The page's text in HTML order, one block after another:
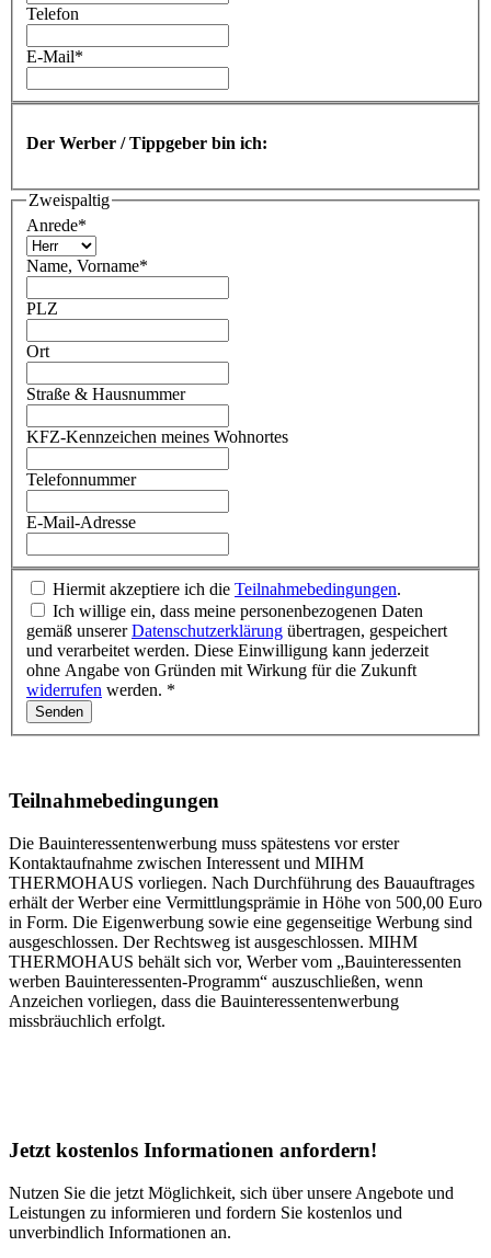
Telefon
E-Mail*
Der Werber / Tippgeber bin ich:
Zweispaltig
Anrede*
Name, Vorname*
PLZ
Ort
Straße & Hausnummer
KFZ-Kennzeichen meines Wohnortes
Telefonnummer
E-Mail-Adresse
Hiermit akzeptiere ich die Teilnahmebedingungen.
Ich willige ein, dass meine personenbezogenen Daten
gemäß unsererDatenschutzerklärung übertragen, gespeichert
und verarbeitet werden. Diese Einwilligung kann jederzeit
ohne Angabe von Gründen mit Wirkung für die Zukunft
widerrufen werden. *
Teilnahmebedingungen
Die Bauinteressentenwerbung muss spätestens vor erster
Kontaktaufnahme zwischen Interessent und MIHM
THERMOHAUS vorliegen. Nach Durchführung des Bauauftrages
erhält der Werber eine Vermittlungsprämie in Höhe von 500,00 Euro
in Form. Die Eigenwerbung sowie eine gegenseitige Werbung sind
ausgeschlossen. Der Rechtsweg ist ausgeschlossen. MIHM
THERMOHAUS behält sich vor, Werber vom „Bauinteressenten
werben Bauinteressenten-Programm“ auszuschließen, wenn
Anzeichen vorliegen, dass die Bauinteressentenwerbung
missbräuchlich erfolgt.
Jetztkostenlos Informationen anfordern!
Nutzen Sie die jetzt Möglichkeit, sich über unsere Angebote und
Leistungen zu informieren und fordern Sie kostenlos und
unverbindlich Informationen an.